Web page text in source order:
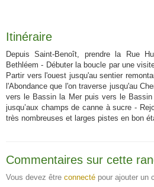
Itinéraire
Depuis Saint-Benoît, prendre la Rue
Bethléem - Débuter la boucle par une
Partir vers l'ouest jusqu'au sentier
l'Abondance que l'on traverse jusqu'au
vers le Bassin la Mer puis vers le
jusqu’aux champs de canne à sucre -
très nombreuses et larges pistes en bon
Commentaires sur cette
Vous devez être connecté pour ajouter un